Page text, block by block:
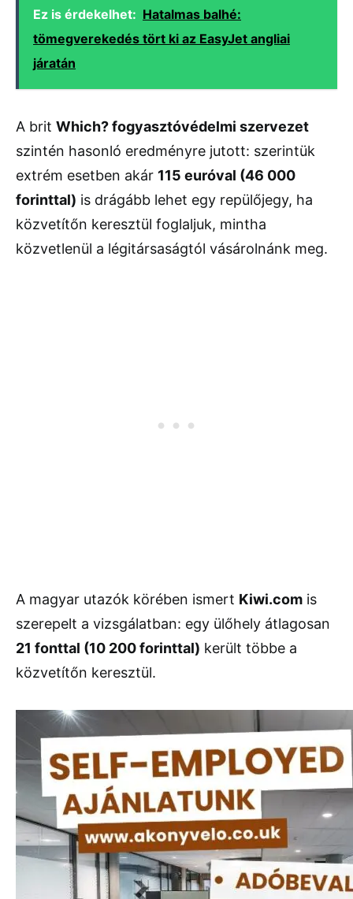
Ez is érdekelhet: Hatalmas balhé:
tömegverekedés tört ki az EasyJet angliai
járatán
A brit Which? fogyasztóvédelmi szervezet
szintén hasonló eredményre jutott: szerintük
extrém esetben akár 115 euróval (46 000
forinttal) is drágább lehet egy repülőjegy, ha
közvetítőn keresztül foglaljuk, mintha
közvetlenül a légitársaságtól vásárolnánk meg.
A magyar utazók körében ismert Kiwi.com is
szerepelt a vizsgálatban: egy ülőhely átlagosan
21 fonttal (10 200 forinttal) került többe a
közvetítőn keresztül.